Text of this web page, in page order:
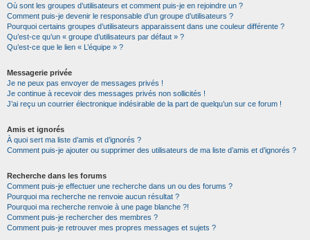
Où sont les groupes d’utilisateurs et comment puis-je en rejoindre un ?
Comment puis-je devenir le responsable d’un groupe d’utilisateurs ?
Pourquoi certains groupes d’utilisateurs apparaissent dans une couleur différente ?
Qu’est-ce qu’un « groupe d’utilisateurs par défaut » ?
Qu’est-ce que le lien « L’équipe » ?
Messagerie privée
Je ne peux pas envoyer de messages privés !
Je continue à recevoir des messages privés non sollicités !
J’ai reçu un courrier électronique indésirable de la part de quelqu’un sur ce forum !
Amis et ignorés
À quoi sert ma liste d’amis et d’ignorés ?
Comment puis-je ajouter ou supprimer des utilisateurs de ma liste d’amis et d’ignorés ?
Recherche dans les forums
Comment puis-je effectuer une recherche dans un ou des forums ?
Pourquoi ma recherche ne renvoie aucun résultat ?
Pourquoi ma recherche renvoie à une page blanche ?!
Comment puis-je rechercher des membres ?
Comment puis-je retrouver mes propres messages et sujets ?